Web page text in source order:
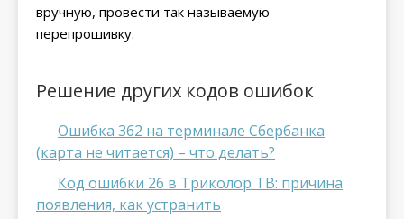
вручную, провести так называемую
перепрошивку.
Решение других кодов ошибок
Ошибка 362 на терминале Сбербанка
(карта не читается) – что делать?
Код ошибки 26 в Триколор ТВ: причина
появления, как устранить